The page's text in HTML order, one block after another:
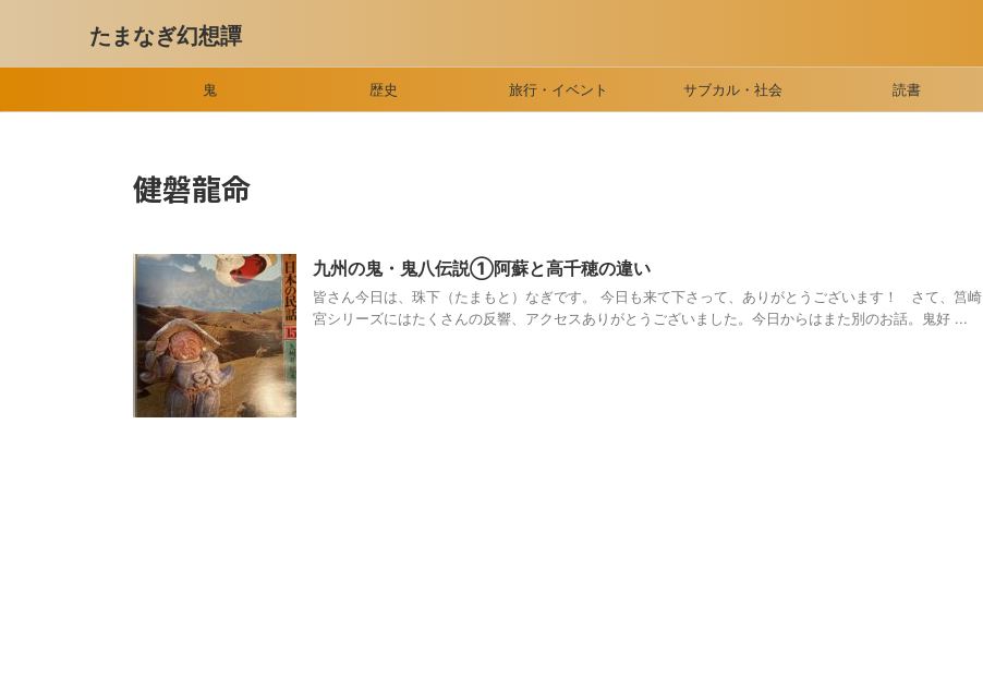
たまなぎ幻想譚
鬼 歴史 旅行・イベント サブカル・社会 読書
健磐龍命
九州の鬼・鬼八伝説①阿蘇と高千穂の違い
皆さん今日は、珠下（たまもと）なぎです。 今日も来て下さって、ありがとうございます！ さて、筥崎
宮シリーズにはたくさんの反響、アクセスありがとうございました。今日からはまた別のお話。鬼好 ...